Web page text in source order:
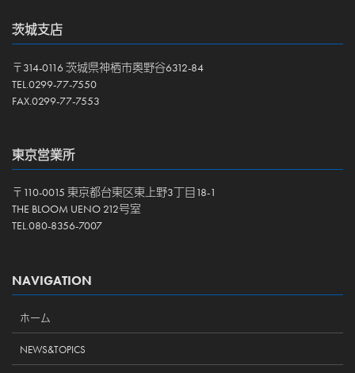
茨城支店
〒314-0116 茨城県神栖市奥野谷6312-84
TEL.0299-77-7550
FAX.0299-77-7553
東京営業所
〒110-0015 東京都台東区東上野3丁目18-1
THE BLOOM UENO 212号室
TEL.080-8356-7007
NAVIGATION
ホーム
NEWS&TOPICS